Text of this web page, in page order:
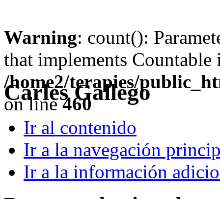
Warning: count():
that implements Countable
/home2/terapies/
on line460
Carles Gallego
Ir al contenido
Ir a la navegación
Ir a la información